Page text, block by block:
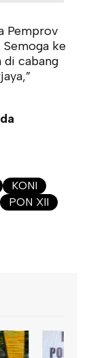
Pemprov
Semoga ke
di cabang
KONI
PON XII